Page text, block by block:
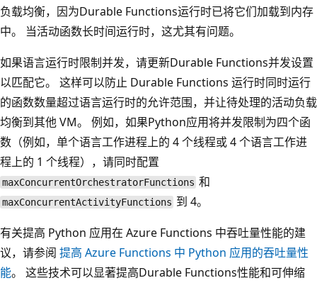
负载均衡，因为Durable Functions运行时已将它们加载到内存
中。 当活动函数长时间运行时，这尤其有问题。
如果语言运行时限制并发，请更新Durable Functions并发设置
以匹配它。 这样可以防止 Durable Functions 运行时同时运行
的函数数量超过语言运行时的允许范围，并让待处理的活动负载
均衡到其他 VM。 例如，如果Python应用将并发限制为四个函
数（例如，单个语言工作进程上的 4 个线程或 4 个语言工作进
程上的 1 个线程），请同时配置
maxConcurrentOrchestratorFunctions 和
maxConcurrentActivityFunctions 到 4。
有关提高 Python 应用在 Azure Functions 中吞吐量性能的建
议，请参阅 提高 Azure Functions 中 Python 应用的吞吐量性
能。 这些技术可以显著提高Durable Functions性能和可伸缩